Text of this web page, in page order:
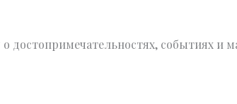
достопримечательностях, событиях и